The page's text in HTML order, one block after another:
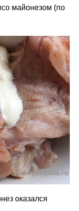
майонезом (по
оказался